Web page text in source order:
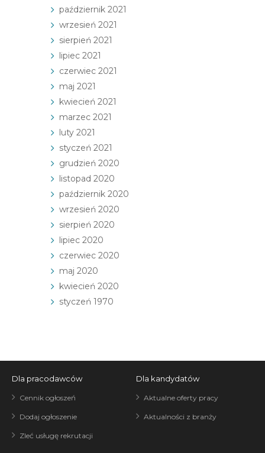
październik 2021
wrzesień 2021
sierpień 2021
lipiec 2021
czerwiec 2021
maj 2021
kwiecień 2021
marzec 2021
luty 2021
styczeń 2021
grudzień 2020
listopad 2020
październik 2020
wrzesień 2020
sierpień 2020
lipiec 2020
czerwiec 2020
maj 2020
kwiecień 2020
styczeń 1970
Dla pracodawców
Cennik ogłoszeń
Dodaj ogłoszenie
Zleć usługę rekrutacji
Dla kandydatów
Aktualne oferty pracy
Aktualności z branży